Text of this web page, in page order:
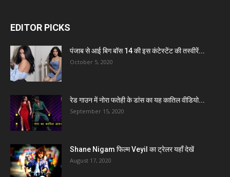
EDITOR PICKS
पंजाब से आई बिग बॉस 14 की इस कंटेस्टेंट की तस्वीरें...
October 5, 2020
रेड गाउन में नोरा फतेही के डांस का यह कातिल वीडियो...
September 15, 2020
Shane Nigam फिल्म Veyil का ट्रेलर यहाँ देखें
August 17, 2020